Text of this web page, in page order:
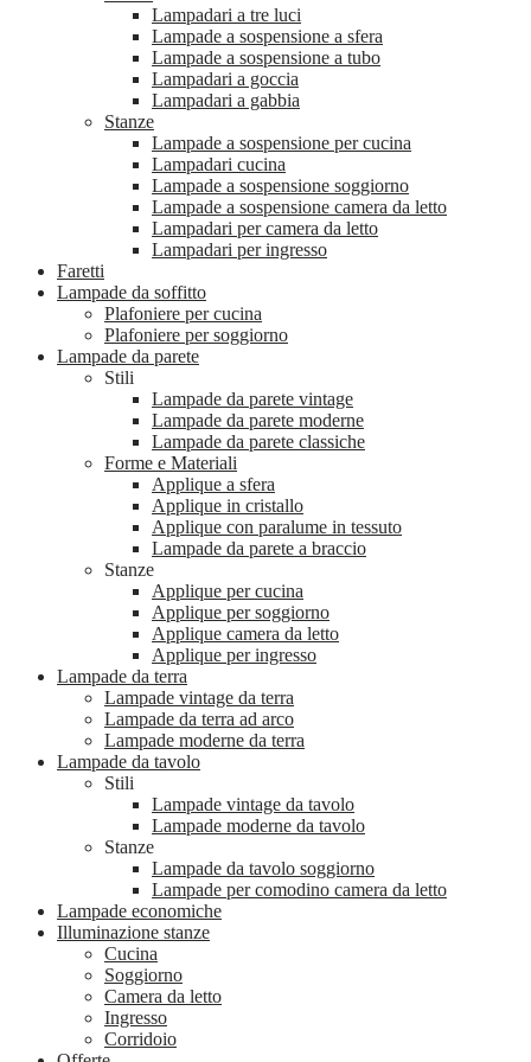
Lampadari a tre luci
Lampade a sospensione a sfera
Lampade a sospensione a tubo
Lampadari a goccia
Lampadari a gabbia
Stanze
Lampade a sospensione per cucina
Lampadari cucina
Lampade a sospensione soggiorno
Lampade a sospensione camera da letto
Lampadari per camera da letto
Lampadari per ingresso
Faretti
Lampade da soffitto
Plafoniere per cucina
Plafoniere per soggiorno
Lampade da parete
Stili
Lampade da parete vintage
Lampade da parete moderne
Lampade da parete classiche
Forme e Materiali
Applique a sfera
Applique in cristallo
Applique con paralume in tessuto
Lampade da parete a braccio
Stanze
Applique per cucina
Applique per soggiorno
Applique camera da letto
Applique per ingresso
Lampade da terra
Lampade vintage da terra
Lampade da terra ad arco
Lampade moderne da terra
Lampade da tavolo
Stili
Lampade vintage da tavolo
Lampade moderne da tavolo
Stanze
Lampade da tavolo soggiorno
Lampade per comodino camera da letto
Lampade economiche
Illuminazione stanze
Cucina
Soggiorno
Camera da letto
Ingresso
Corridoio